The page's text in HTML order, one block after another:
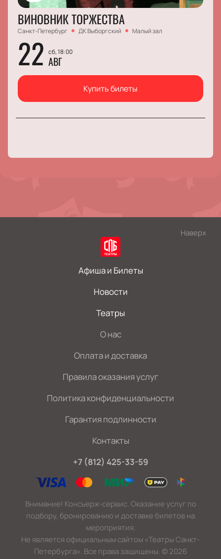
ВИНОВНИК ТОРЖЕСТВА
Санкт-Петербург ДК Выборгский Малый зал
22 сб, 18:00
АВГ
Купить билеты
Наверх
Афиша и Билеты
Новости
Театры
О нас
Оплата и доставка
Правила оказания услуг
Политика конфиденциальности
Гарантия подлинности
Контакты
+7 (812) 425-33-59
Внимание! Консьерж-сервис. Оказание услуг по
подбору, бронированию и доставке билетов на
мероприятия.
Не является официальным сайтом «Театры Санкт-
Петербурга». Все права защищены.©2026